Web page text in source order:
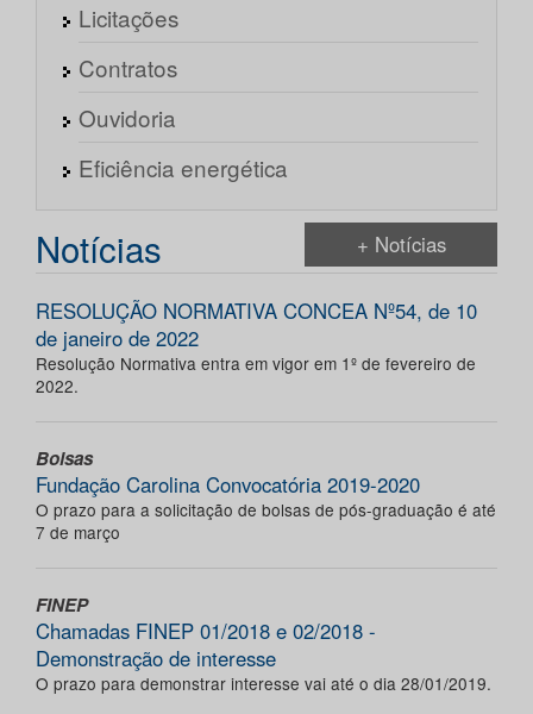
Licitações
Contratos
Ouvidoria
Eficiência energética
Notícias + Notícias
RESOLUÇÃO NORMATIVA CONCEA Nº54, de 10
de janeiro de 2022
Resolução Normativa entra em vigor em 1º de fevereiro de
2022.
Bolsas
Fundação Carolina Convocatória 2019-2020
O prazo para a solicitação de bolsas de pós-graduação é até
7 de março
FINEP
Chamadas FINEP 01/2018 e 02/2018 -
Demonstração de interesse
O prazo para demonstrar interesse vai até o dia 28/01/2019.